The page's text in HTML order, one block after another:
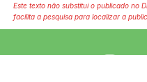
Este texto não substitui o publicado no
facilita a pesquisa para localizar a